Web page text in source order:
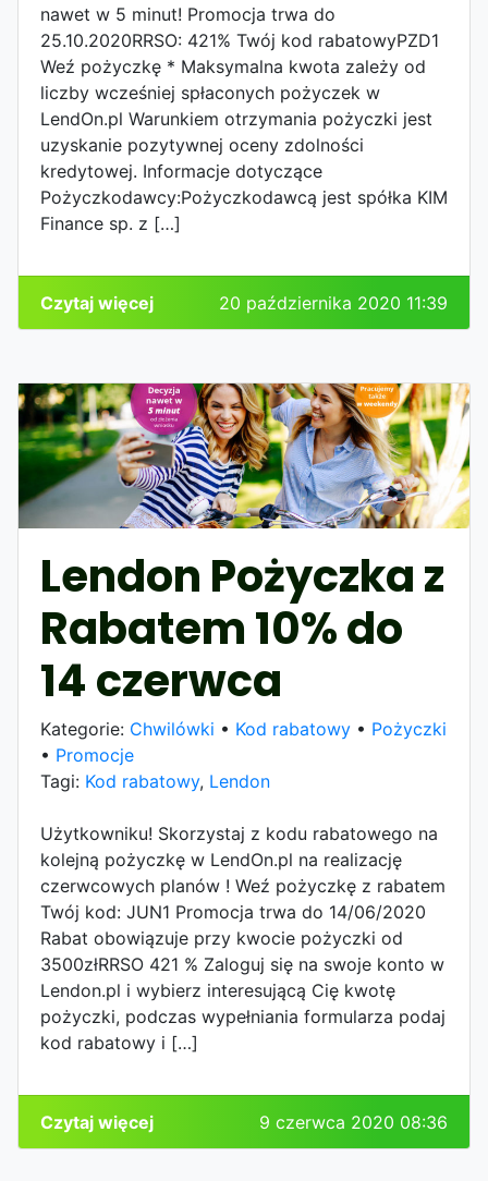
nawet w 5 minut! Promocja trwa do
25.10.2020RRSO: 421% Twój kod rabatowyPZD1
Weź pożyczkę * Maksymalna kwota zależy od
liczby wcześniej spłaconych pożyczek w
LendOn.pl Warunkiem otrzymania pożyczki jest
uzyskanie pozytywnej oceny zdolności
kredytowej. Informacje dotyczące
Pożyczkodawcy:Pożyczkodawcą jest spółka KIM
Finance sp. z […]
Czytaj więcej 20 października 2020 11:39
Lendon Pożyczka z
Rabatem 10% do
14 czerwca
Kategorie: Chwilówki • Kod rabatowy • Pożyczki
• Promocje
Tagi: Kod rabatowy, Lendon
Użytkowniku! Skorzystaj z kodu rabatowego na
kolejną pożyczkę w LendOn.pl na realizację
czerwcowych planów ! Weź pożyczkę z rabatem
Twój kod: JUN1 Promocja trwa do 14/06/2020
Rabat obowiązuje przy kwocie pożyczki od
3500złRRSO 421 % Zaloguj się na swoje konto w
Lendon.pl i wybierz interesującą Cię kwotę
pożyczki, podczas wypełniania formularza podaj
kod rabatowy i […]
Czytaj więcej 9 czerwca 2020 08:36